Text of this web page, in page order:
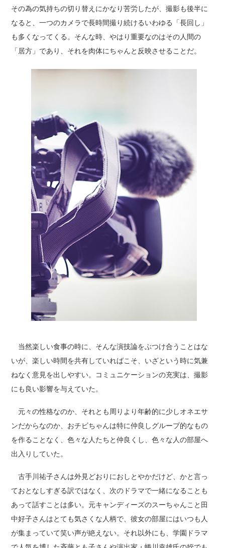
その為の気持ちの切り替えにかなり苦労したが、撮影も後半に
なると、一つのカメラで長時間撮り続けるいわゆる「長回し」
も多くなってくる。そんな時、やはり重要なのはその人間の
「居方」であり、それを肉体にちゃんと反映させることだ。
当然楽しい食事の時に、そんな演技論をぶつけ合うことはな
いが、楽しい時間を共有していればこそ、いざという時に気兼
ねなく意見を出しやすい。コミュニケーションの充実は、撮影
にも良い影響を与えていた。
元々の性格なのか、それとも周りより年齢的に少しオネエサ
ンだからなのか、おチビちゃんは特に仲良しグループ的なもの
を作ることなく、色々な人たちと仲良くし、色々な人の部屋へ
出入りしていた。
古手川祐子さんは外見どおりにおしとやかだけど、かと言っ
ておとなしすぎる訳ではなく、次のドラマで一緒になることも
あって話すことは多い。元キャンディーズのスーちゃんこと田
中好子さんはとても気さくな人柄で、彼女の部屋にはいつも人
が集まっていて笑い声が絶えない。それ以外にも、学園ドラマ